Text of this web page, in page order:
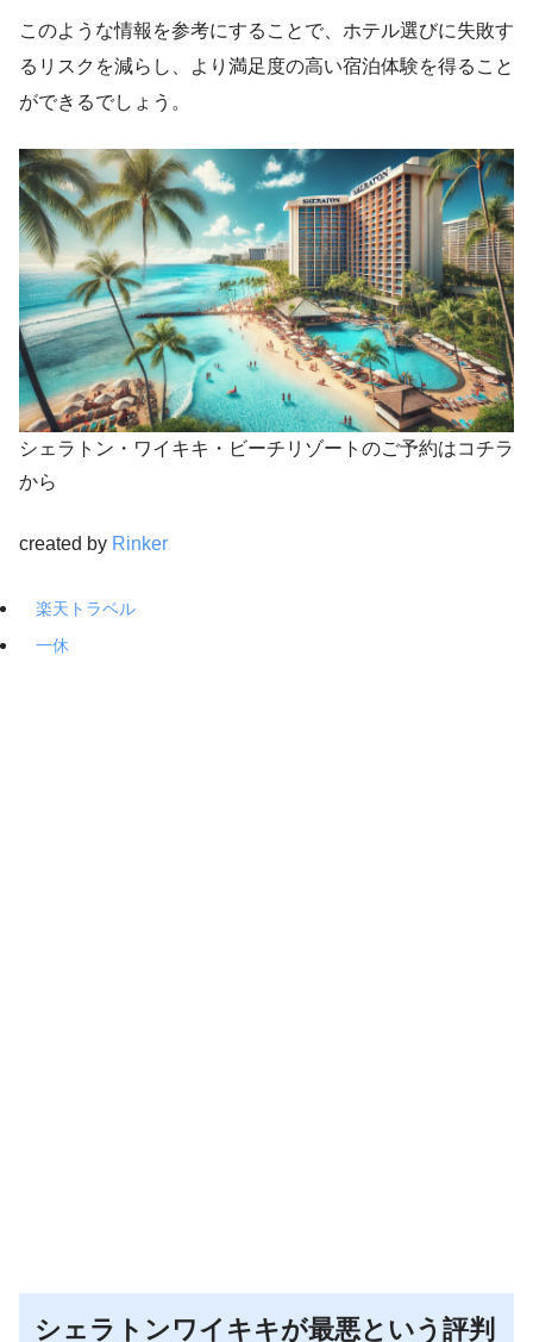
このような情報を参考にすることで、ホテル選びに失敗す
るリスクを減らし、より満足度の高い宿泊体験を得ること
ができるでしょう。
シェラトン・ワイキキ・ビーチリゾートのご予約はコチラ
から
created by Rinker
楽天トラベル
一休
シェラトンワイキキが最悪という評判